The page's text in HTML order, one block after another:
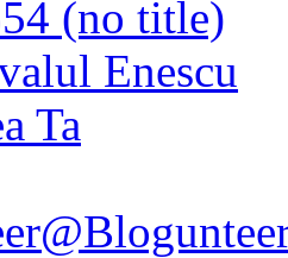
(no title)
Enescu
Ta